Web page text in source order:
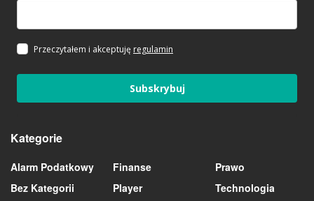
Przeczytałem i akceptuję regulamin
Subskrybuj
Kategorie
Alarm Podatkowy
Bez Kategorii
Finanse
Player
Prawo
Technologia